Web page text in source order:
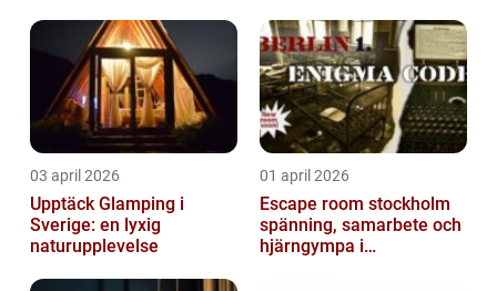
03 april 2026
Upptäck Glamping i
Sverige: en lyxig
naturupplevelse
01 april 2026
Escape room stockholm
spänning, samarbete och
hjärngympa i